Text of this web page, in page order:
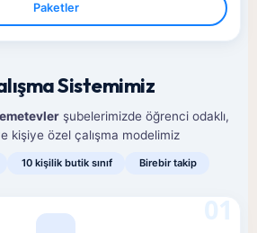
Paketler
Sistemimiz
şubelerimizde öğrenci odaklı,
kişiye özel çalışma modelimiz
10 kişilik butik sınıf Birebir takip
01